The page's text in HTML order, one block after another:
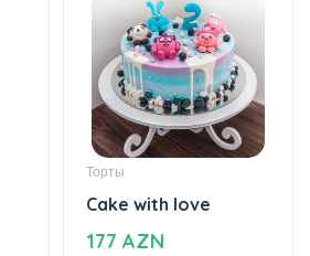
Торты
Cake with love
177 AZN